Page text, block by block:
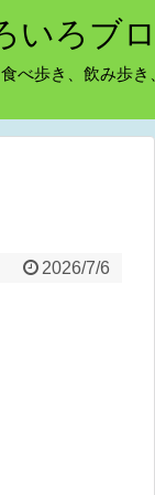
いろブ
べ歩き、飲み歩
2026/7/6